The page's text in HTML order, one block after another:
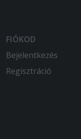
FIÓKOD
Bejelentkezés
Regisztráció